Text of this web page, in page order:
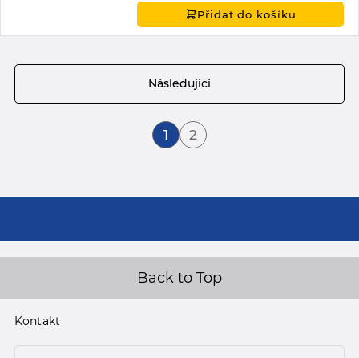
Přidat do košíku
Právě si prohlížíte stránku
1 Stránka
2
Následující
Back to Top
Kontakt